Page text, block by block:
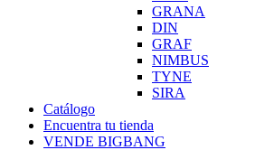
GRANA
DIN
GRAF
NIMBUS
TYNE
SIRA
Catálogo
Encuentra tu tienda
VENDE BIGBANG